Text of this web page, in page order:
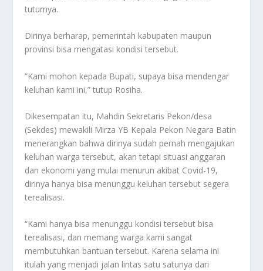
tuturnya.
Dirinya berharap, pemerintah kabupaten maupun
provinsi bisa mengatasi kondisi tersebut.
“Kami mohon kepada Bupati, supaya bisa mendengar
keluhan kami ini,” tutup Rosiha.
Dikesempatan itu, Mahdin Sekretaris Pekon/desa
(Sekdes) mewakili Mirza YB Kepala Pekon Negara Batin
menerangkan bahwa dirinya sudah pernah mengajukan
keluhan warga tersebut, akan tetapi situasi anggaran
dan ekonomi yang mulai menurun akibat Covid-19,
dirinya hanya bisa menunggu keluhan tersebut segera
terealisasi.
“Kami hanya bisa menunggu kondisi tersebut bisa
terealisasi, dan memang warga kami sangat
membutuhkan bantuan tersebut. Karena selama ini
itulah yang menjadi jalan lintas satu satunya dari